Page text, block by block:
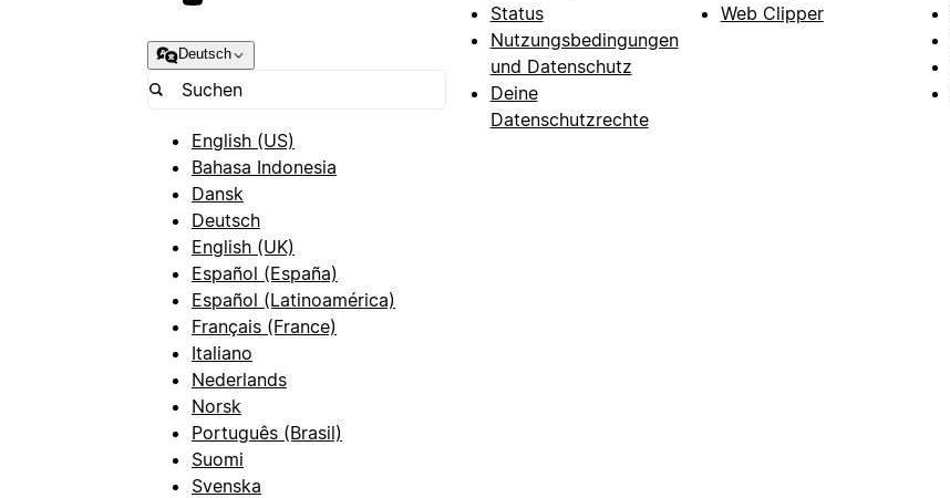
Deutsch
English (US)
Bahasa Indonesia
Dansk
Deutsch
English (UK)
Español (España)
Español (Latinoamérica)
Français (France)
Italiano
Nederlands
Norsk
Português (Brasil)
Suomi
Svenska
Status
Nutzungsbedingungen
und Datenschutz
Deine
Datenschutzrechte
Web Clipper